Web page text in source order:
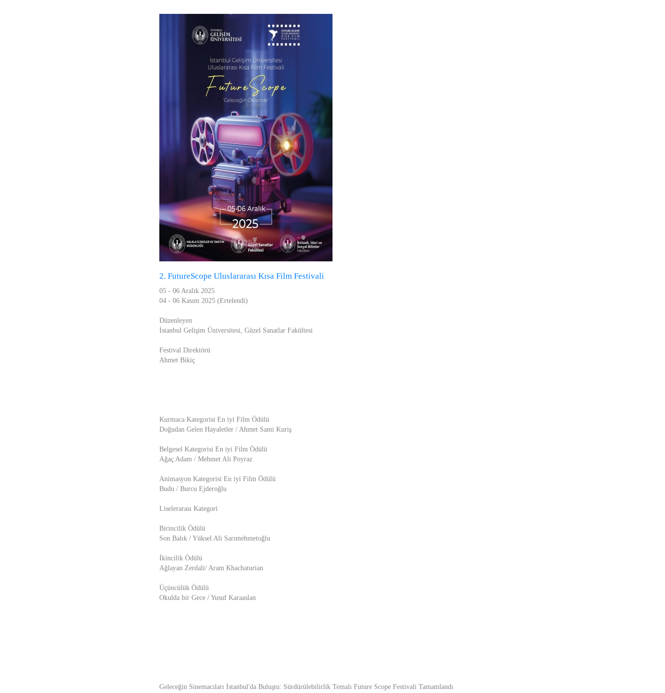
2. FutureScope Uluslararası Kısa Film Festivali
05 - 06 Aralık 2025
04 - 06 Kasım 2025 (Ertelendi)
Düzenleyen
İstanbul Gelişim Üniversitesi, Güzel Sanatlar Fakültesi
Festival Direktörü
Ahmet Bikiç
Kurmaca Kategorisi En iyi Film Ödülü
Doğudan Gelen Hayaletler / Ahmet Sami Kuriş
Belgesel Kategorisi En iyi Film Ödülü
Ağaç Adam / Mehmet Ali Poyraz
Animasyon Kategorisi En iyi Film Ödülü
Budu / Burcu Ejderoğlu
Liselerarası Kategori
Birincilik Ödülü
Son Balık / Yüksel Ali Sarımehmetoğlu
İkincilik Ödülü
Ağlayan Zerdali/ Aram Khachaturian
Üçüncülük Ödülü
Okulda bir Gece / Yusuf Karaaslan
Geleceğin Sinemacıları İstanbul'da Buluştu: Sürdürülebilirlik Temalı Future Scope Festivali Tamamlandı